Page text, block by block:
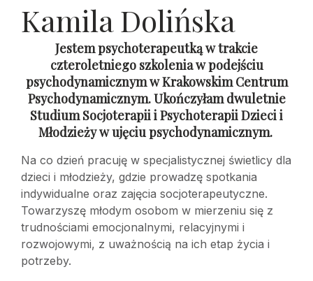
Kamila Dolińska
Jestem psychoterapeutką w trakcie
czteroletniego szkolenia w podejściu
psychodynamicznym w Krakowskim Centrum
Psychodynamicznym. Ukończyłam dwuletnie
Studium Socjoterapii i Psychoterapii Dzieci i
Młodzieży w ujęciu psychodynamicznym.
Na co dzień pracuję w specjalistycznej świetlicy dla
dzieci i młodzieży, gdzie prowadzę spotkania
indywidualne oraz zajęcia socjoterapeutyczne.
Towarzyszę młodym osobom w mierzeniu się z
trudnościami emocjonalnymi, relacyjnymi i
rozwojowymi, z uważnością na ich etap życia i
potrzeby.